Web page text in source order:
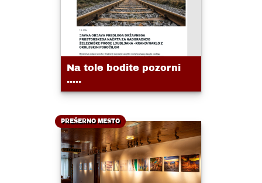
Na tole bodite pozorni
.....
PREŠERNO MESTO